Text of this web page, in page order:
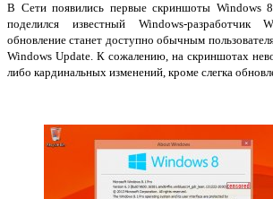
В Сети появились первые скриншоты Windows
поделился известный Windows-разработчик
обновление станет доступно обычным
Windows Update. К сожалению, на скриншотах
либо кардинальных изменений, кроме слегка